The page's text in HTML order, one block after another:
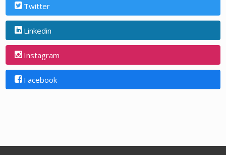
Twitter
Linkedin
Instagram
Facebook